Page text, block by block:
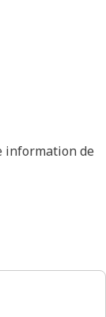
information de